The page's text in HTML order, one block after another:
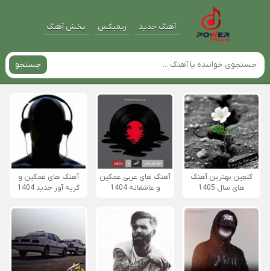
آهنگ جدید ریمیکس پخش آهنگ
جستجو
گلچین بهترین آهنگ
های سال 1405
آهنگ های عربی غمگین
و عاشقانه 1404
آهنگ های غمگین و
گریه آور جدید 1404